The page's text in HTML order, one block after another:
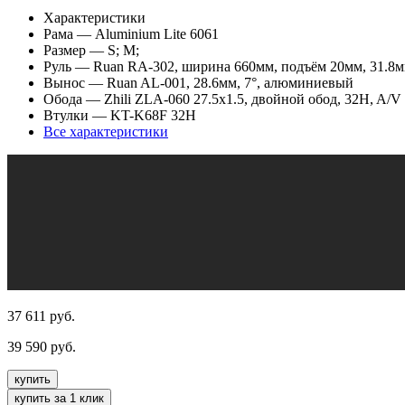
Характеристики
Рама — Aluminium Lite 6061
Размер — S; M;
Руль — Ruan RA-302, ширина 660мм, подъём 20мм,
Вынос — Ruan AL-001, 28.6мм, 7°, алюминиевый
Обода — Zhili ZLA-060 27.5x1.5, двойной обод, 32H, A/V
Втулки — KT-K68F 32H
Все характеристики
37 611 руб.
39 590 руб.
купить
купить за 1 клик